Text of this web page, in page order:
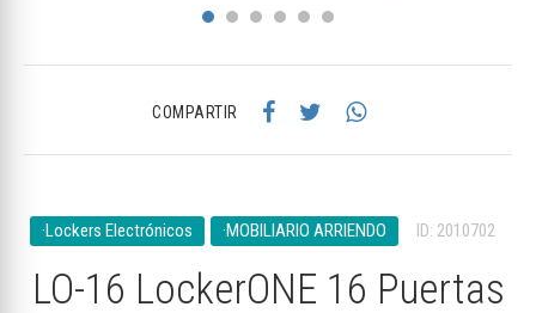
COMPARTIR
·Lockers Electrónicos ·MOBILIARIO ARRIENDO ID: 2010702
LO-16 LockerONE 16 Puertas